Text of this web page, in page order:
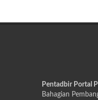
Pentadbir Portal
Bahagian